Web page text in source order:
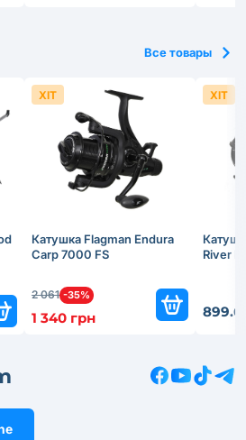
Все товары
Катушка Flagman Endura
Carp 7000 FS
2 061 -35%
1 340 грн
ХІТ
River
899.6
ХІТ